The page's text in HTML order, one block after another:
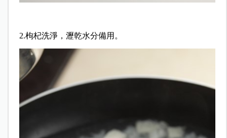
2.枸杞洗淨，瀝乾水分備用。